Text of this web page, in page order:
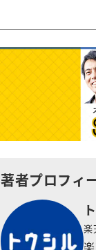
著者プロフィ
楽